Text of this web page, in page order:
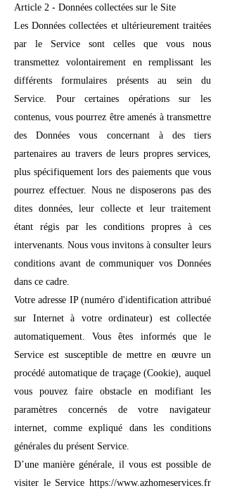
Article 2 - Données collectées sur le Site
Les Données collectées et ultérieurement traitées
par le Service sont celles que vous nous
transmettez volontairement en remplissant les
différents formulaires présents au sein du
Service. Pour certaines opérations sur les
contenus, vous pourrez être amenés à transmettre
des Données vous concernant à des tiers
partenaires au travers de leurs propres services,
plus spécifiquement lors des paiements que vous
pourrez effectuer. Nous ne disposerons pas des
dites données, leur collecte et leur traitement
étant régis par les conditions propres à ces
intervenants. Nous vous invitons à consulter leurs
conditions avant de communiquer vos Données
dans ce cadre.
Votre adresse IP (numéro d'identification attribué
sur Internet à votre ordinateur) est collectée
automatiquement. Vous êtes informés que le
Service est susceptible de mettre en œuvre un
procédé automatique de traçage (Cookie), auquel
vous pouvez faire obstacle en modifiant les
paramètres concernés de votre navigateur
internet, comme expliqué dans les conditions
générales du présent Service.
D’une manière générale, il vous est possible de
visiter le Service https://www.azhomeservices.fr